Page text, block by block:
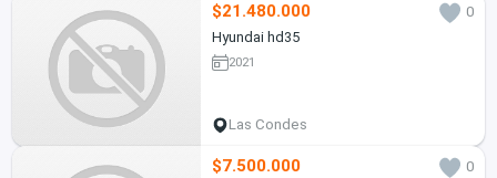
$21.480.000
0
Hyundai hd35
2021
Las Condes
$7.500.000
0